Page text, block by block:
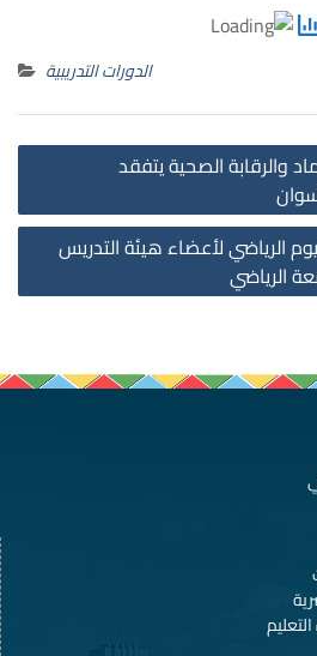
الدورات التدريبية
والرقابة الصحية يتفقد
الرياضي لأعضاء هيئة التدريس
الرياضي